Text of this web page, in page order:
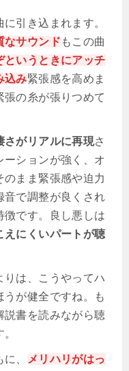
引き込まれます。
なサウンド もこの曲
というときにアッチ
込み緊張感を高めま
の糸が張りつめて
さがリアルに再現さ
ションが強く、オ
まま緊張感や迫力
音で調整が良くされ
徴です。良し悪しは
えにくいパートが聴
りは、こうやってハ
が健全ですね。も
説書を読みながら聴
、
メリハリがはっ